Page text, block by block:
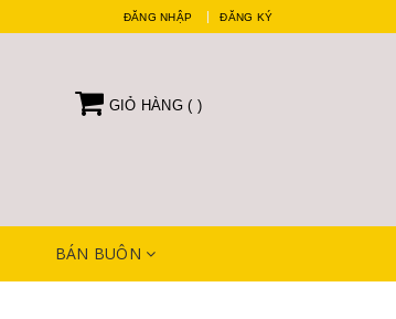
ĐĂNG NHẬP ĐĂNG KÝ
GIỎ HÀNG ( )
BÁN BUÔN